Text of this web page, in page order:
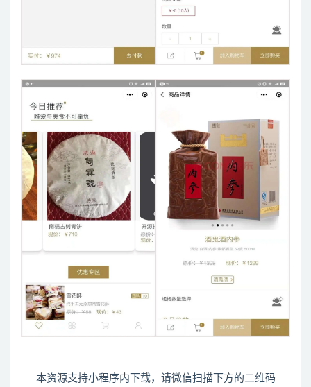
本资源支持小程序内下载，请微信扫描下方的二维码